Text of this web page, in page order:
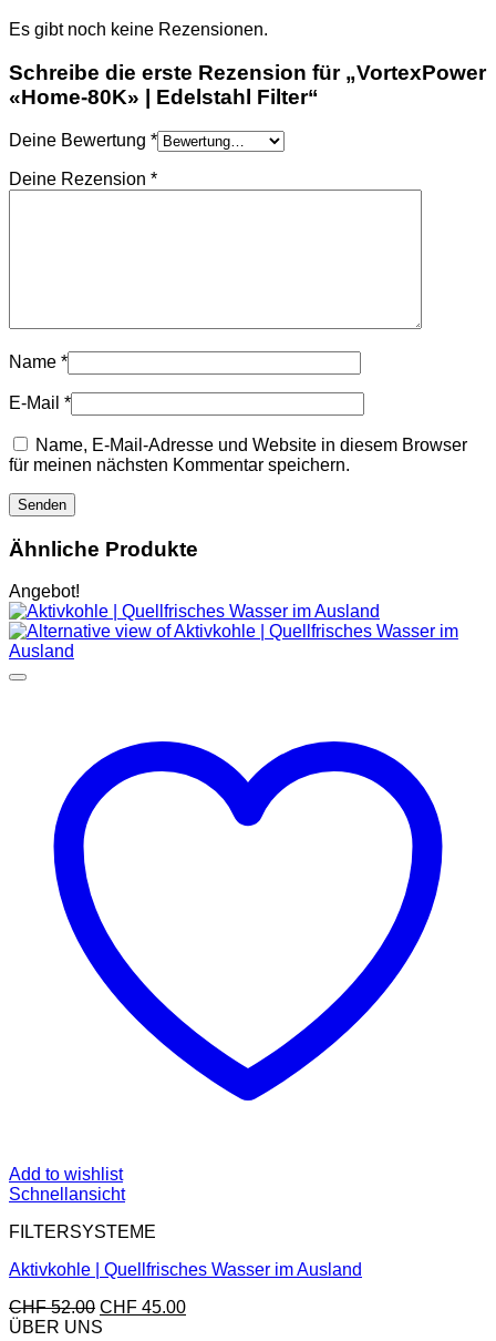
Es gibt noch keine Rezensionen.
Schreibe die erste Rezension für „VortexPower
«Home-80K» | Edelstahl Filter“
Deine Bewertung *
Deine Rezension *
Name *
E-Mail *
Name, E-Mail-Adresse und Website in diesem Browser
für meinen nächsten Kommentar speichern.
Ähnliche Produkte
Angebot!
Add to wishlist
Schnellansicht
FILTERSYSTEME
Aktivkohle | Quellfrisches Wasser im Ausland
CHF52.00 Ursprünglicher
Preis
CHF 45.00Aktueller
ÜBER UNS